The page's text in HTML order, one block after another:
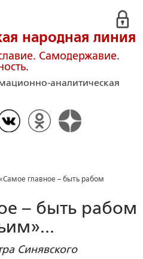
народная линия
Самодержавие.
аналитическая
главное – быть рабом
– быть рабом
Синявского